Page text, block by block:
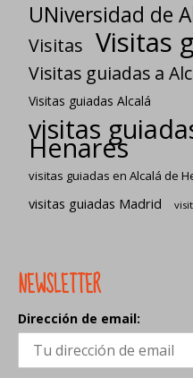
UNiversidad de
Visitas Visitas
Visitas guiadas a
Visitas guiadas Alcalá
visitas
Henares
visitas guiadas en Alcalá de
visitas guiadas Madrid
NEWSLETTER
Dirección de email: